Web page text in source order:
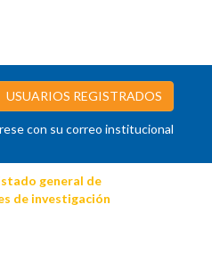
USUARIOS REGISTRADOS
con su correo institucional
general de
de investigación